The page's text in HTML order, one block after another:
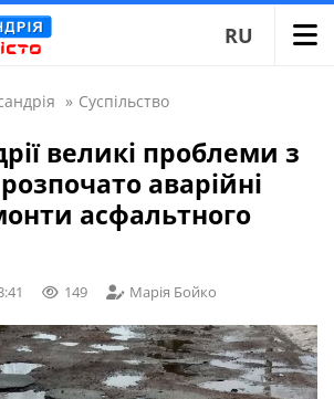
RU
» Суспільство
великі проблеми з
аварійні
асфальтного
149 Марія Бойко